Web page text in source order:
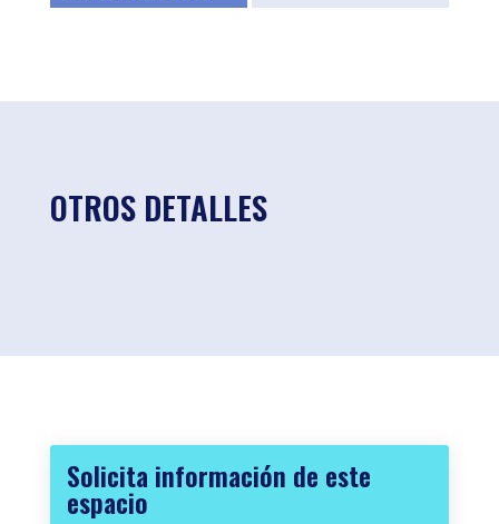
OTROS DETALLES
Solicita información de este
espacio